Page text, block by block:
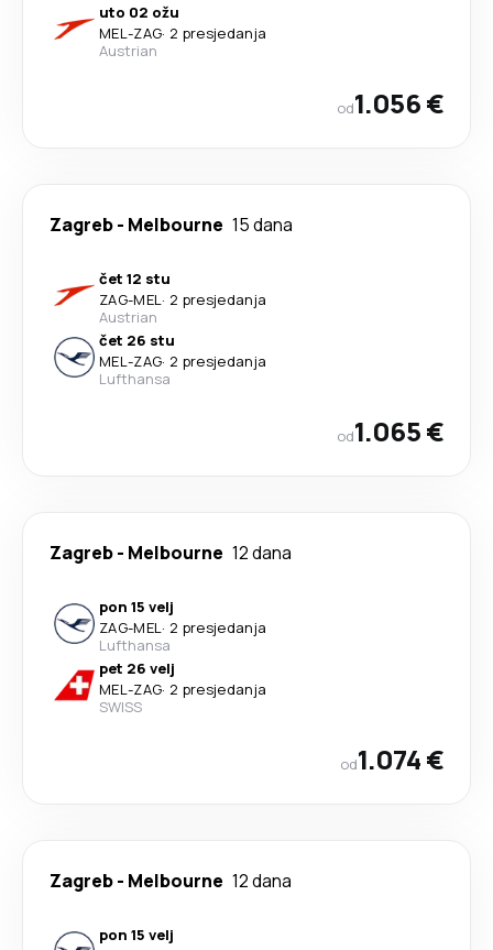
uto 02 ožu
MEL-ZAG· 2 presjedanja
Austrian
od1.056 €
Zagreb- Melbourne 15 dana
čet 12 stu
ZAG-MEL· 2 presjedanja
Austrian
čet 26 stu
MEL-ZAG· 2 presjedanja
Lufthansa
od1.065 €
Zagreb- Melbourne 12 dana
pon 15 velj
ZAG-MEL· 2 presjedanja
Lufthansa
pet 26 velj
MEL-ZAG· 2 presjedanja
SWISS
od1.074 €
Zagreb- Melbourne 12 dana
pon 15 velj